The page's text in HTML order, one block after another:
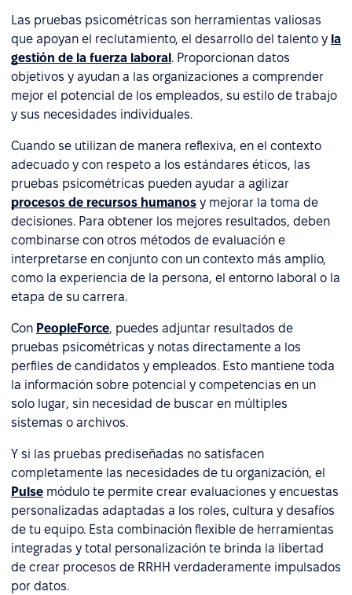
Las pruebas psicométricas son herramientas valiosas
que apoyan el reclutamiento, el desarrollo del talento y la
gestión de la fuerza laboral. Proporcionan datos
objetivos y ayudan a las organizaciones a comprender
mejor el potencial de los empleados, su estilo de trabajo
y sus necesidades individuales.
Cuando se utilizan de manera reflexiva, en el contexto
adecuado y con respeto a los estándares éticos, las
pruebas psicométricas pueden ayudar a agilizar
procesos de recursos humanos y mejorar la toma de
decisiones. Para obtener los mejores resultados, deben
combinarse con otros métodos de evaluación e
interpretarse en conjunto con un contexto más amplio,
como la experiencia de la persona, el entorno laboral o la
etapa de su carrera.
Con PeopleForce, puedes adjuntar resultados de
pruebas psicométricas y notas directamente a los
perfiles de candidatos y empleados. Esto mantiene toda
la información sobre potencial y competencias en un
solo lugar, sin necesidad de buscar en múltiples
sistemas o archivos.
Y si las pruebas prediseñadas no satisfacen
completamente las necesidades de tu organización, el
Pulse módulo te permite crear evaluaciones y encuestas
personalizadas adaptadas a los roles, cultura y desafíos
de tu equipo. Esta combinación flexible de herramientas
integradas y total personalización te brinda la libertad
de crear procesos de RRHH verdaderamente impulsados
por datos.